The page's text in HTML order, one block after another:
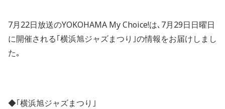
7月22日放送のYOKOHAMA My Choice!は､7月29日日曜日
に開催される｢横浜旭ジャズまつり｣の情報をお届けしまし
た｡
◆｢横浜旭ジャズまつり｣